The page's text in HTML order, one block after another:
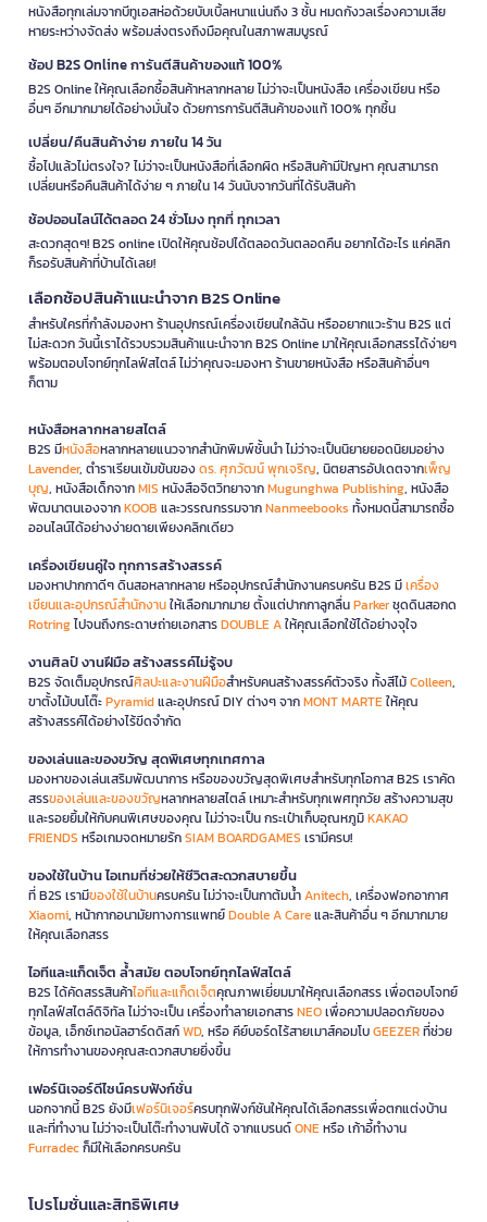
หนังสือทุกเล่มจากบีทูเอสห่อด้วยบับเบิ้ลหนาแน่นถึง 3 ชั้น หมดกังวลเรื่องความเสีย
หายระหว่างจัดส่ง พร้อมส่งตรงถึงมือคุณในสภาพสมบูรณ์
ช้อป B2S Online การันตีสินค้าของแท้ 100%
B2S Online ให้คุณเลือกซื้อสินค้าหลากหลาย ไม่ว่าจะเป็นหนังสือ เครื่องเขียน หรือ
อื่นๆ อีกมากมายได้อย่างมั่นใจ ด้วยการการันตีสินค้าของแท้ 100% ทุกชิ้น
เปลี่ยน/คืนสินค้าง่าย ภายใน 14 วัน
ซื้อไปแล้วไม่ตรงใจ? ไม่ว่าจะเป็นหนังสือที่เลือกผิด หรือสินค้ามีปัญหา คุณสามารถ
เปลี่ยนหรือคืนสินค้าได้ง่าย ๆ ภายใน 14 วันนับจากวันที่ได้รับสินค้า
ช้อปออนไลน์ได้ตลอด 24 ชั่วโมง ทุกที่ ทุกเวลา
สะดวกสุดๆ! B2S online เปิดให้คุณช้อปได้ตลอดวันตลอดคืน อยากได้อะไร แค่คลิก
ก็รอรับสินค้าที่บ้านได้เลย!
เลือกช้อปสินค้าแนะนำจาก B2S Online
สำหรับใครที่กำลังมองหา ร้านอุปกรณ์เครื่องเขียนใกล้ฉัน หรืออยากแวะร้าน B2S แต่
ไม่สะดวก วันนี้เราได้รวบรวมสินค้าแนะนำจาก B2S Online มาให้คุณเลือกสรรได้ง่ายๆ
พร้อมตอบโจทย์ทุกไลฟ์สไตล์ ไม่ว่าคุณจะมองหา ร้านขายหนังสือ หรือสินค้าอื่นๆ
ก็ตาม
หนังสือหลากหลายสไตล์
B2S มีหนังสือหลากหลายแนวจากสำนักพิมพ์ชั้นนำ ไม่ว่าจะเป็นนิยายยอดนิยมอย่าง
Lavender, ตำราเรียนเข้มข้นของดร. ศุภวัฒน์ พุกเจริญ, นิตยสารอัปเดตจากเพ็ญ
บุญ, หนังสือเด็กจากMIS หนังสือจิตวิทยาจากMugunghwa Publishing, หนังสือ
พัฒนาตนเองจากKOOB และวรรณกรรมจากNanmeebooks ทั้งหมดนี้สามารถซื้อ
ออนไลน์ได้อย่างง่ายดายเพียงคลิกเดียว
เครื่องเขียนคู่ใจ ทุกการสร้างสรรค์
มองหาปากกาดีๆ ดินสอหลากหลาย หรืออุปกรณ์สำนักงานครบครัน B2S มีเครื่อง
เขียนและอุปกรณ์สำนักงานให้เลือกมากมาย ตั้งแต่ปากกาลูกลื่นParkerชุดดินสอกด
Rotringไปจนถึงกระดาษถ่ายเอกสารDOUBLE Aให้คุณเลือกใช้ได้อย่างจุใจ
งานศิลป์ งานฝีมือ สร้างสรรค์ไม่รู้จบ
B2S จัดเต็มอุปกรณ์ศิลปะและงานฝีมือสำหรับคนสร้างสรรค์ตัวจริง ทั้งสีไม้Colleen,
ขาตั้งไม้บนโต๊ะPyramidและอุปกรณ์ DIY ต่างๆ จากMONT MARTEให้คุณ
สร้างสรรค์ได้อย่างไร้ขีดจำกัด
ของเล่นและของขวัญ สุดพิเศษทุกเทศกาล
มองหาของเล่นเสริมพัฒนาการ หรือของขวัญสุดพิเศษสำหรับทุกโอกาส B2S เราคัด
สรรของเล่นและของขวัญหลากหลายสไตล์ เหมาะสำหรับทุกเพศทุกวัย สร้างความสุข
และรอยยิ้มให้กับคนพิเศษของคุณ ไม่ว่าจะเป็น กระเป๋าเก็บอุณหภูมิKAKAO
FRIENDS หรือเกมจดหมายรักSIAM BOARDGAMES เรามีครบ!
ของใช้ในบ้าน ไอเทมที่ช่วยให้ชีวิตสะดวกสบายขึ้น
ที่ B2S เรามีของใช้ในบ้านครบครัน ไม่ว่าจะเป็นกาต้มน้ำAnitech, เครื่องฟอกอากาศ
Xiaomi, หน้ากากอนามัยทางการแพทย์Double A Careและสินค้าอื่น ๆ อีกมากมาย
ให้คุณเลือกสรร
ไอทีและแก็ดเจ็ต ล้ำสมัย ตอบโจทย์ทุกไลฟ์สไตล์
B2S ได้คัดสรรสินค้าไอทีและแก็ดเจ็ตคุณภาพเยี่ยมมาให้คุณเลือกสรร เพื่อตอบโจทย์
ทุกไลฟ์สไตล์ดิจิทัล ไม่ว่าจะเป็น เครื่องทำลายเอกสารNEOเพื่อความปลอดภัยของ
ข้อมูล, เอ็กซ์เทอนัลฮาร์ดดิสก์WD, หรือ คีย์บอร์ดไร้สายเมาส์คอมโบGEEZERที่ช่วย
ให้การทำงานของคุณสะดวกสบายยิ่งขึ้น
เฟอร์นิเจอร์ดีไซน์ครบฟังก์ชั่น
นอกจากนี้ B2S ยังมีเฟอร์นิเจอร์ครบทุกฟังก์ชันให้คุณได้เลือกสรรเพื่อตกแต่งบ้าน
และที่ทำงาน ไม่ว่าจะเป็นโต๊ะทำงานพับได้ จากแบรนด์ONEหรือ เก้าอี้ทำงาน
Furradecก็มีให้เลือกครบครัน
โปรโมชั่นและสิทธิพิเศษ